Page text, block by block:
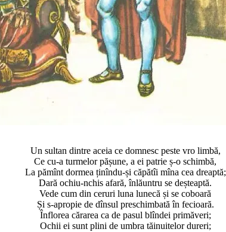
Un sultan dintre aceia ce domnesc peste vro limbă,
Ce cu-a turmelor pășune, a ei patrie ș-o schimbă,
La pămînt dormea ținîndu-și căpătîi mîna cea dreaptă;
Dară ochiu-nchis afară, înlăuntru se deșteaptă.
Vede cum din ceruri luna lunecă și se coboară
Și s-apropie de dînsul preschimbată în fecioară.
Înflorea cărarea ca de pasul blîndei primăveri;
Ochii ei sunt plini de umbra tăinuitelor dureri;